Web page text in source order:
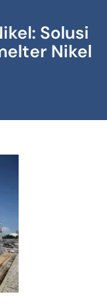
Solusi
Nikel